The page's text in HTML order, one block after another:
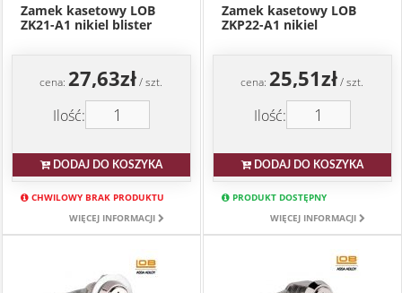
Zamek kasetowy LOB
ZK21-A1 nikiel blister
cena:27,63zł/ szt.
Ilość:
DODAJ DO KOSZYKA
CHWILOWY BRAK PRODUKTU
WIĘCEJ INFORMACJI
Zamek kasetowy LOB
ZKP22-A1 nikiel
cena:25,51zł/ szt.
Ilość:
DODAJ DO KOSZYKA
PRODUKT DOSTĘPNY
WIĘCEJ INFORMACJI